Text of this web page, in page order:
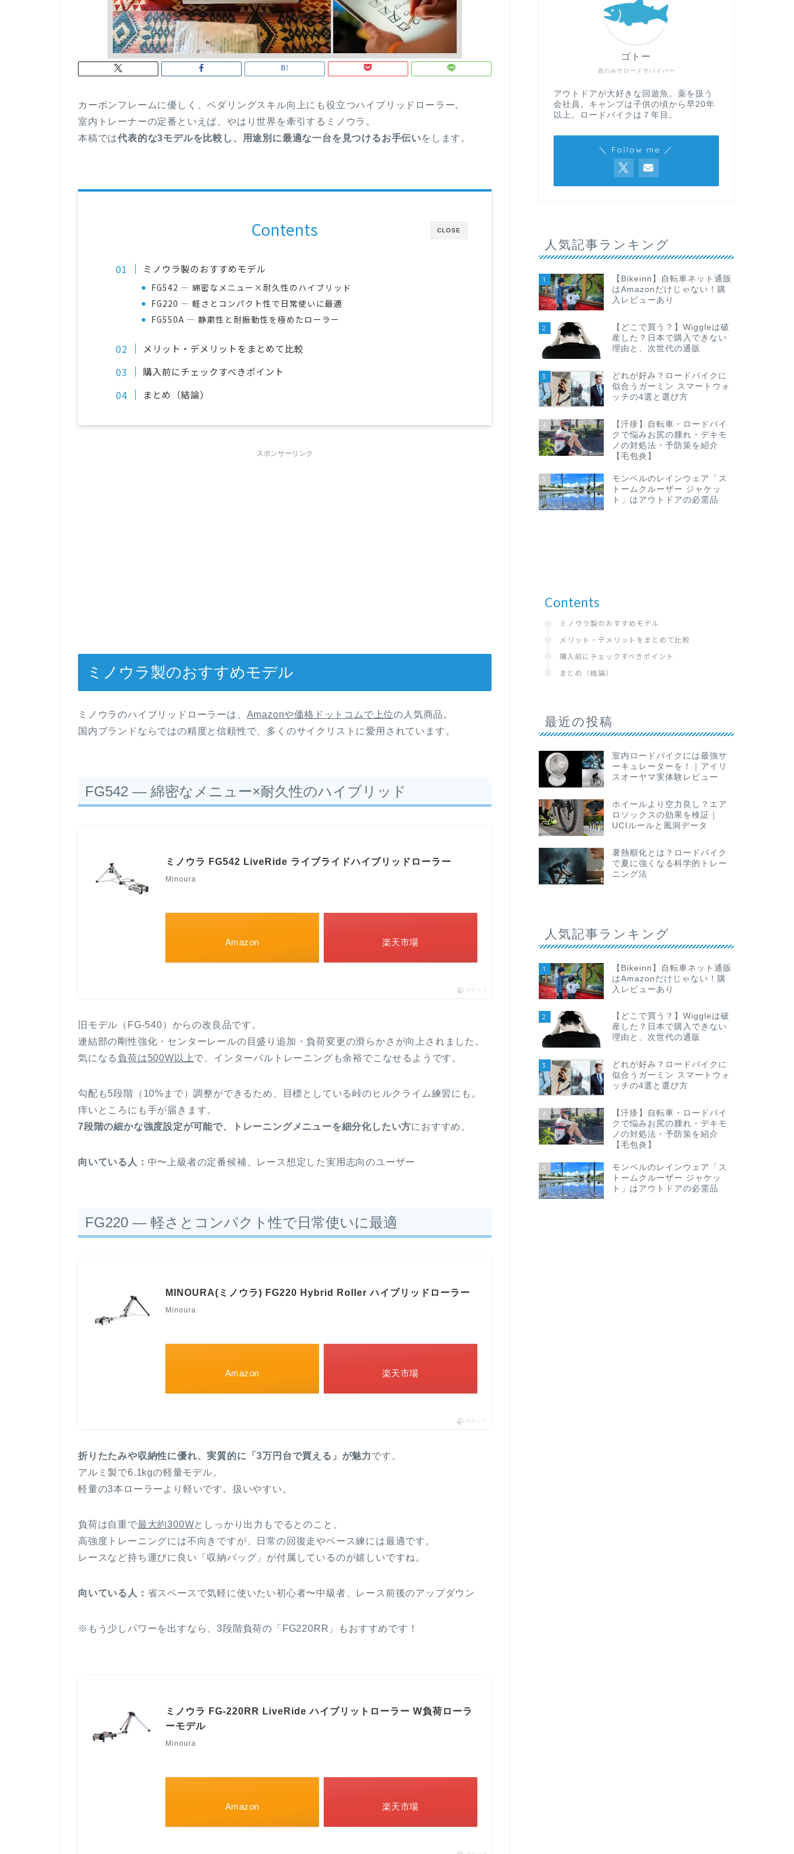
カーボンフレームに優しく、ペダリングスキル向上にも役立つハイブリッドローラー。
室内トレーナーの定番といえば、やはり世界を牽引するミノウラ。
本稿では代表的な3モデルを比較し、用途別に最適な一台を見つけるお手伝いをします。
CLOSE
Contents
ミノウラ製のおすすめモデル
FG542 — 綿密なメニュー×耐久性のハイブリッド
FG220 — 軽さとコンパクト性で日常使いに最適
FG550A — 静粛性と耐振動性を極めたローラー
メリット・デメリットをまとめて比較
購入前にチェックすべきポイント
まとめ（結論）
スポンサーリンク
ミノウラ製のおすすめモデル
ミノウラのハイブリッドローラーは、 Amazonや価格ドットコムで上位の人気商品。
国内ブランドならではの精度と信頼性で、多くのサイクリストに愛用されています。
FG542 — 綿密なメニュー×耐久性のハイブリッド
ミノウラ FG542 LiveRide ライブライドハイブリッドローラー
Minoura
Amazon 楽天市場
ポチップ
旧モデル（FG-540）からの改良品です。
連結部の剛性強化・センターレールの目盛り追加・負荷変更の滑らかさが向上されました。
気になる 負荷は500W以上で、インターバルトレーニングも余裕でこなせるようです。
勾配も5段階（10%まで）調整ができるため、目標としている峠のヒルクライム練習にも。
痒いところにも手が届きます。
7段階の細かな強度設定が可能で、トレーニングメニューを細分化したい方におすすめ。
向いている人： 中〜上級者の定番候補、レース想定した実用志向のユーザー
FG220 — 軽さとコンパクト性で日常使いに最適
MINOURA(ミノウラ) FG220 Hybrid Roller ハイブリッドローラー
Minoura
Amazon 楽天市場
ポチップ
折りたたみや収納性に優れ、実質的に「3万円台で買える」が魅力です。
アルミ製で6.1kgの軽量モデル。
軽量の3本ローラーより軽いです。扱いやすい。
負荷は自重で最大約300Wとしっかり出力もでるとのこと。
高強度トレーニングには不向きですが、日常の回復走やベース練には最適です。
レースなど持ち運びに良い「収納バッグ」が付属しているのが嬉しいですね。
向いている人： 省スペースで気軽に使いたい初心者〜中級者、レース前後のアップダウン
※もう少しパワーを出すなら、3段階負荷の「FG220RR」もおすすめです！
ミノウラ FG-220RR LiveRide ハイブリットローラー W負荷ローラ
ーモデル
Minoura
Amazon 楽天市場
酒のみサロードサバイバー
ゴトー
アウトドアが大好きな回遊魚。薬を扱う
会社員。キャンプは子供の頃から早20年
以上。ロードバイクは７年目。
＼ Follow me ／
人気記事ランキング
1
【Bikeinn】自転車ネット通販
はAmazonだけじゃない！購
入レビューあり
2
【どこで買う？】Wiggleは破
産した？日本で購入できない
理由と、次世代の通販
3
どれが好み？ロードバイクに
似合うガーミン スマートウォ
ッチの4選と選び方
4
【汗疹】自転車・ロードバイ
クで悩みお尻の腫れ・デキモ
ノの対処法・予防策を紹介
【毛包炎】
5
モンベルのレインウェア「ス
トームクルーザー ジャケッ
ト」はアウトドアの必需品
Contents
ミノウラ製のおすすめモデル
メリット・デメリットをまとめて比較
購入前にチェックすべきポイント
まとめ（結論）
最近の投稿
室内ロードバイクには最強サ
ーキュレーターを！｜アイリ
スオーヤマ実体験レビュー
ホイールより空力良し？エア
ロソックスの効果を検証｜
UCIルールと風洞データ
暑熱順化とは？ロードバイク
で夏に強くなる科学的トレー
ニング法
人気記事ランキング
1
【Bikeinn】自転車ネット通販
はAmazonだけじゃない！購
入レビューあり
2
【どこで買う？】Wiggleは破
産した？日本で購入できない
理由と、次世代の通販
3
どれが好み？ロードバイクに
似合うガーミン スマートウォ
ッチの4選と選び方
4
【汗疹】自転車・ロードバイ
クで悩みお尻の腫れ・デキモ
ノの対処法・予防策を紹介
【毛包炎】
5
モンベルのレインウェア「ス
トームクルーザー ジャケッ
ト」はアウトドアの必需品